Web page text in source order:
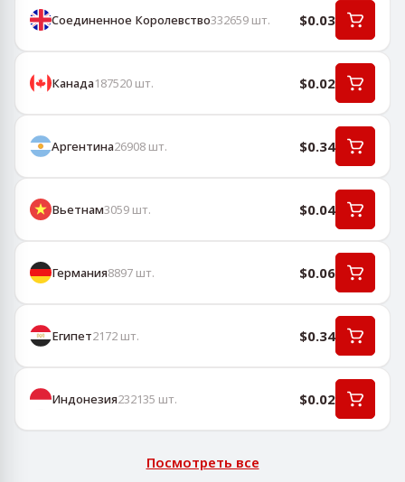
Соединенное Королевство332659 шт. $0.03
Канада187520 шт. $0.02
Аргентина26908 шт. $0.34
Вьетнам3059 шт. $0.04
Германия8897 шт. $0.06
Египет2172 шт. $0.34
Индонезия232135 шт. $0.02
Посмотреть все